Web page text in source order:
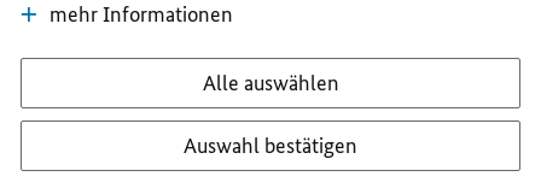
mehr Informationen
Alle auswählen
Auswahl bestätigen